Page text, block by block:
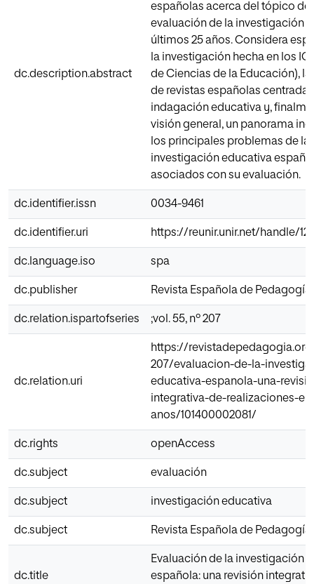
dc.description.abstract
españolas acerca del tópico de
evaluación de la investigación
últimos 25 años. Considera
la investigación hecha en los
de Ciencias de la Educación),
de revistas españolas centrada
indagación educativa y,
visión general, un panorama
los principales problemas de la
investigación educativa
asociados con su evaluación.
dc.identifier.issn 0034-9461
dc.identifier.uri https://reunir.unir.net/handle/
dc.language.iso spa
dc.publisher Revista Española de Pedagogía
dc.relation.ispartofseries ;vol. 55, nº 207
dc.relation.uri
https://
207/evaluacion-de-la-
educativa-espanola-una-
integrativa-de-realizaciones-
anos/101400002081/
dc.rights openAccess
dc.subject evaluación
dc.subject investigación educativa
dc.subject Revista Española de Pedagogía
dc.title
Evaluación de la investigación
española: una revisión